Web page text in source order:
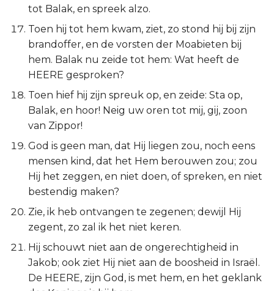
tot Balak, en spreek alzo.
Toen hij tot hem kwam, ziet, zo stond hij bij zijn
brandoffer, en de vorsten der Moabieten bij
hem. Balak nu zeide tot hem: Wat heeft de
HEERE gesproken?
Toen hief hij zijn spreuk op, en zeide: Sta op,
Balak, en hoor! Neig uw oren tot mij, gij, zoon
van Zippor!
God is geen man, dat Hij liegen zou, noch eens
mensen kind, dat het Hem berouwen zou; zou
Hij het zeggen, en niet doen, of spreken, en niet
bestendig maken?
Zie, ik heb ontvangen te zegenen; dewijl Hij
zegent, zo zal ik het niet keren.
Hij schouwt niet aan de ongerechtigheid in
Jakob; ook ziet Hij niet aan de boosheid in Israël.
De HEERE, zijn God, is met hem, en het geklank